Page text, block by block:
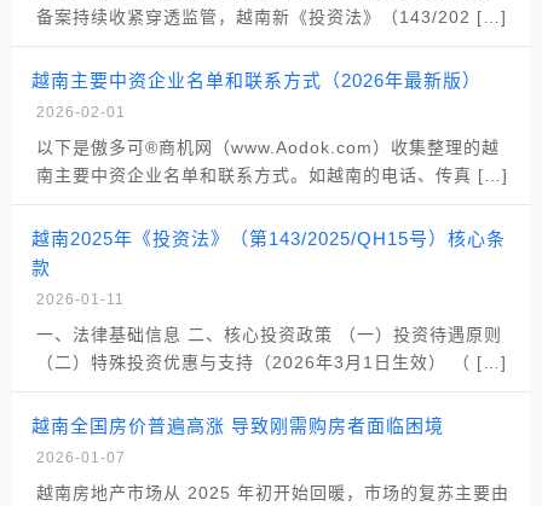
备案持续收紧穿透监管，越南新《投资法》（143/202 […]
越南主要中资企业名单和联系方式（2026年最新版）
2026-02-01
以下是傲多可®商机网（www.Aodok.com）收集整理的越
南主要中资企业名单和联系方式。如越南的电话、传真 […]
越南2025年《投资法》（第143/2025/QH15号）核心条
款
2026-01-11
一、法律基础信息 二、核心投资政策 （一）投资待遇原则
（二）特殊投资优惠与支持（2026年3月1日生效） （ […]
越南全国房价普遍高涨 导致刚需购房者面临困境
2026-01-07
越南房地产市场从 2025 年初开始回暖，市场的复苏主要由